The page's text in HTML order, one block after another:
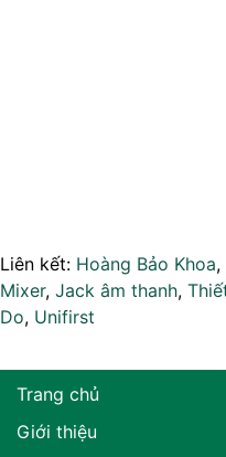
Liên kết: Hoàng Bảo Khoa,
Mixer, Jack âm thanh,
Do, Unifirst
Trang chủ
Giới thiệu